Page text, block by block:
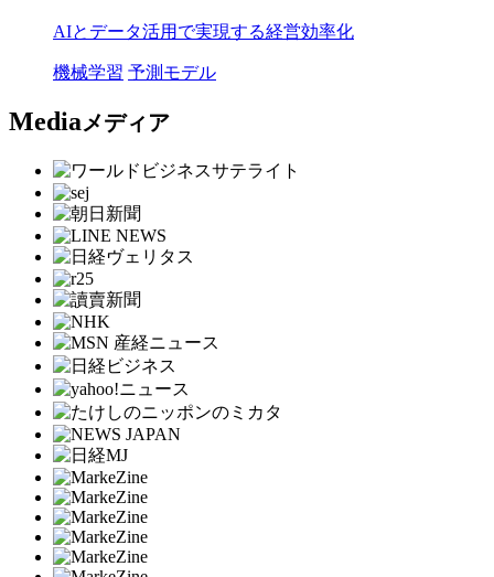
AIとデータ活用で実現する経営効率化
機械学習 予測モデル
Mediaメディア